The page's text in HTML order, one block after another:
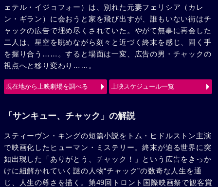
ェテル・イジョフォー）は、別れた元妻フェリシア（カレ
ン・ギラン）に会おうと家を飛び出すが、誰もいない街はチ
ャックの広告で埋め尽くされていた。やがて無事に再会した
二人は、星空を眺めながら刻々と近づく終末を感じ、固く手
を握り合う……。すると場面は一変、広告の男・チャックの
視点へと移り変わり……。
現在地から上映劇場を調べる 上映スケジュール一覧
「サンキュー、チャック」の解説
スティーヴン・キングの短篇小説をトム・ヒドルストン主演
で映画化したヒューマン・ミステリー。終末が迫る世界に突
如出現した「ありがとう、チャック！」という広告をきっか
けに紐解かれていく謎の人物“チャック”の数奇な人生を通
じ、人生の尊さを描く。第49回トロント国際映画祭で観客賞